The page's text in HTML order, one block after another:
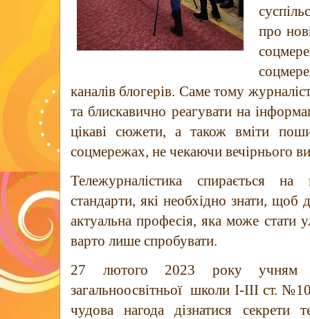
про
каналів блогерів. Саме тому
та блискавично реагувати на
цікаві сюжети, а також вміти
соцмережах, не чекаючи вечірнього
Тележурналістика спирається
стандарти, які необхідно знати, щоб
актуальна професія, яка може
варто лише спробувати.
27 лютого 2023 року учням
загальноосвітньої школи І-ІІІ ст.
чудова нагода дізнатися секрети